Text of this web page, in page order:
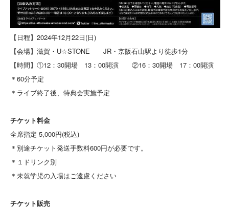
【日程】2024年12月22日(日)
【会場】滋賀・U☆STONE JR・京阪石山駅より徒歩1分
【時間】①12：30開場 13：00開演 ②16：30開場 17：00開演
＊60分予定
＊ライブ終了後、特典会実施予定
チケット料金
全席指定 5,000円(税込)
＊別途チケット発送手数料600円が必要です。
＊１ドリンク別
＊未就学児の入場はご遠慮ください
チケット販売